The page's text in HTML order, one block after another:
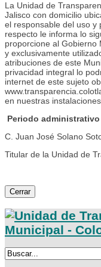
La Unidad de
Jalisco con domicilio
el responsable del uso y
respecto le informa lo
proporcione al Gobierno
y exclusivamente
atribuciones de este
privacidad integral lo
internet de este sujeto
en nuestras instalaciones.
Periodo administrativo
C. Juan José Solano
Titular de la Unidad de
Cerrar